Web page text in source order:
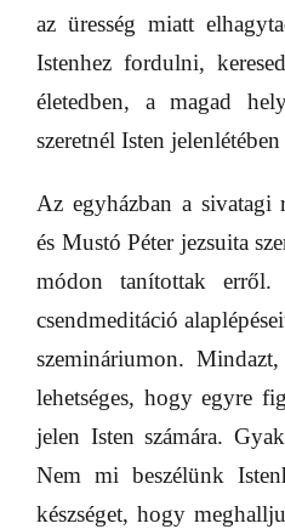
az üresség miatt
Istenhez fordulni,
életedben, a magad
szeretnél Isten
Az egyházban a sivatagi
és Mustó Péter jezsuita
módon tanítottak
csendmeditáció
szemináriumon.
lehetséges, hogy egyre
jelen Isten számára.
Nem mi beszélünk
készséget, hogy